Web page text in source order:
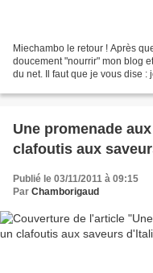
Miechambo le retour ! Après
doucement "nourrir" mon blog
du net. Il faut que je vous dise :
Une promenade
clafoutis aux
Publié le 03/11/2011 à 09:15
Par Chamborigaud